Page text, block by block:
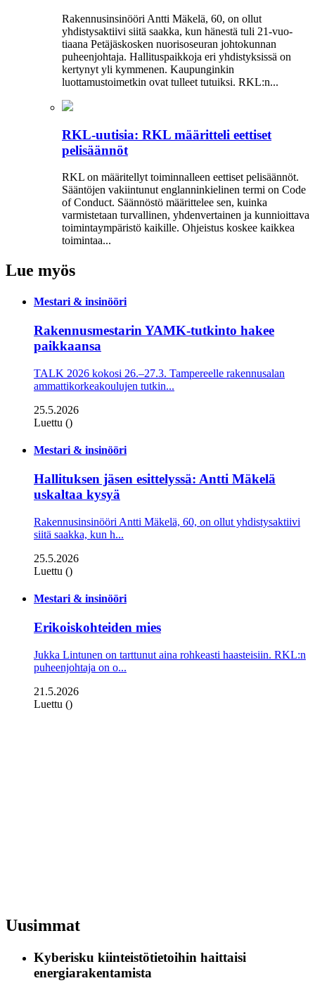
Rakennusinsinööri Antti Mäkelä, 60, on ollut
yhdistysaktiivi siitä saakka, kun hänestä tuli 21-vuo­
tiaana Petäjäskosken nuoriso­seuran johtokunnan
puheenjohtaja. Hallituspaikkoja eri yhdistyksissä on
kertynyt yli kymmenen. Kaupunginkin
luottamustoimetkin ovat tulleet tutuiksi. RKL:n...
RKL-uutisia: RKL määritteli eettiset
pelisäännöt
RKL on määritellyt toiminnalleen eettiset peli­säännöt.
Sääntöjen vakiintunut englanninkielinen termi on Code
of Conduct. Säännöstö määrittelee sen, kuinka
varmistetaan turvallinen, yhdenvertainen ja kun­nioittava
toimintaympäristö kaikille. Ohjeistus koskee kaikkea
toimintaa...
Lue myös
Mestari & insinööri
Rakennusmestarin YAMK-tutkinto hakee
paikkaansa
TALK 2026 kokosi 26.–27.3. Tampereelle rakennusalan
ammattikorkeakoulujen tutkin...
25.5.2026
Luettu ()
Mestari & insinööri
Hallituksen jäsen esittelyssä: Antti Mäkelä
uskaltaa kysyä
Rakennusinsinööri Antti Mäkelä, 60, on ollut yhdistysaktiivi
siitä saakka, kun h...
25.5.2026
Luettu ()
Mestari & insinööri
Erikoiskohteiden mies
Jukka Lintunen on tarttunut aina rohkeasti haasteisiin. RKL:n
puheenjohtaja on o...
21.5.2026
Luettu ()
Uusimmat
Kyberisku kiinteistötietoihin haittaisi
energiarakentamista